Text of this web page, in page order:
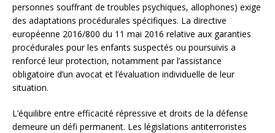
personnes souffrant de troubles psychiques, allophones) exige
des adaptations procédurales spécifiques. La directive
européenne 2016/800 du 11 mai 2016 relative aux garanties
procédurales pour les enfants suspectés ou poursuivis a
renforcé leur protection, notamment par l’assistance
obligatoire d’un avocat et l’évaluation individuelle de leur
situation.
L’équilibre entre efficacité répressive et droits de la défense
demeure un défi permanent. Les législations antiterroristes